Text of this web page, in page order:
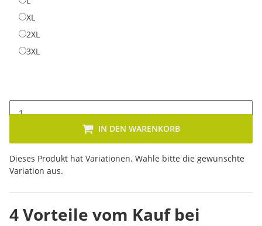
XL
2XL
3XL
IN DEN WARENKORB
x
Dieses Produkt hat Variationen. Wähle bitte die gewünschte
Variation aus.
4 Vorteile vom Kauf bei